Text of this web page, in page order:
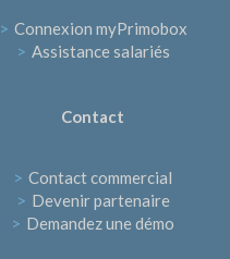
> Connexion myPrimobox
> Assistance salariés
Contact
> Contact commercial
> Devenir partenaire
> Demandez une démo